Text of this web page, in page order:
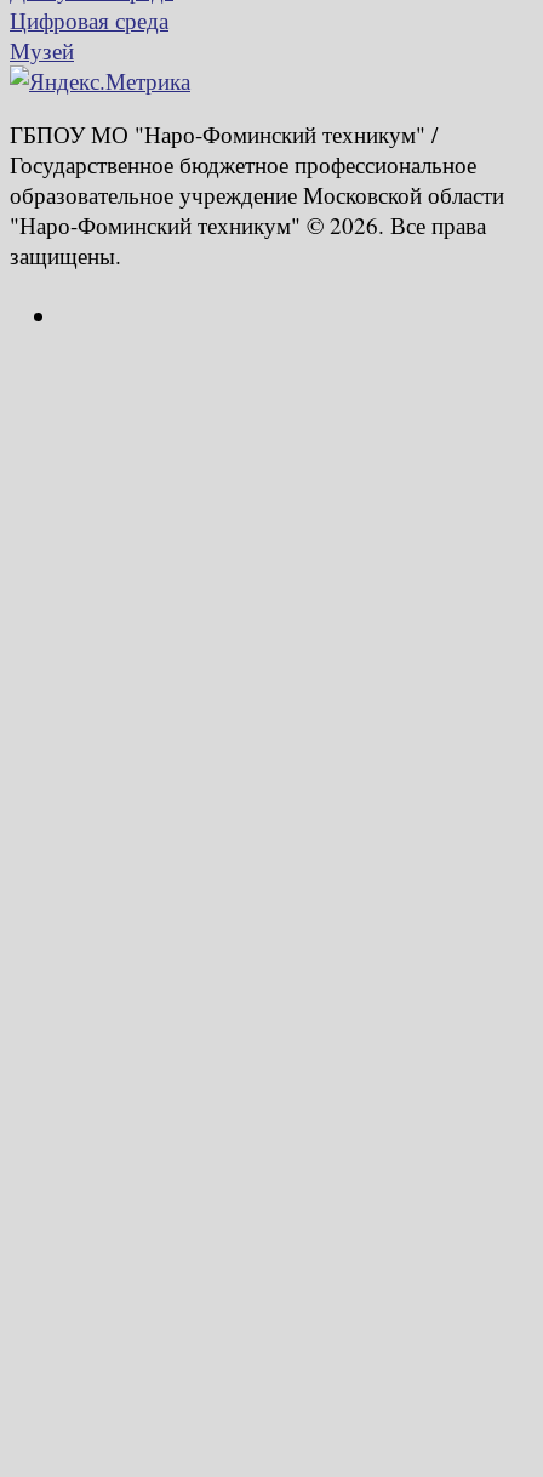
Цифровая среда
Музей
ГБПОУ МО "Наро-Фоминский техникум" /
Государственное бюджетное профессиональное
образовательное учреждение Московской области
"Наро-Фоминский техникум" © 2026. Все права
защищены.